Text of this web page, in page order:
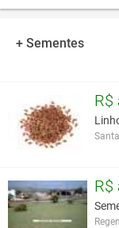
de sabor agridoce.
Fenologia:Floresce
dulcis var. latifolia
Informações
denominados
Trata-se de uma
Você assume toda a
este anúncio é contra a
+ Sementes
R$
R$